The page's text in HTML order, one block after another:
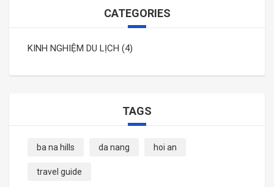
CATEGORIES
KINH NGHIỆM DU LỊCH (4)
TAGS
ba na hills da nang hoi an
travel guide